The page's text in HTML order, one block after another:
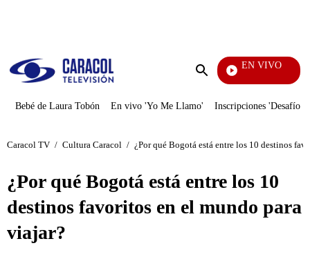
Enviar
EN VIVO
Bebé de Laura Tobón En vivo 'Yo Me Llamo' Inscripciones 'Desafío'
Caracol TV / Cultura Caracol / ¿Por qué Bogotá está entre los 10 destinos
¿Por qué Bogotá está entre los 10
destinos favoritos en el mundo para
viajar?